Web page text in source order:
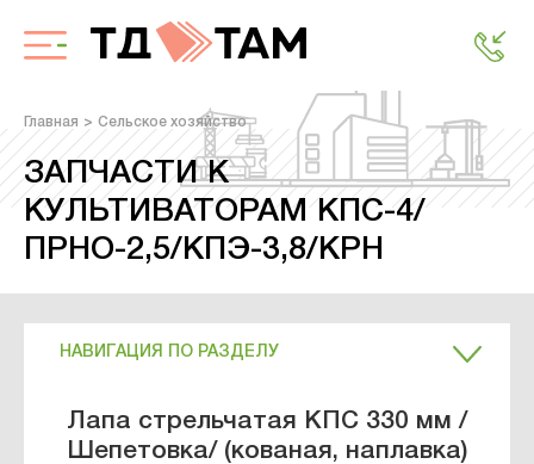
Главная Сельское хозяйство
ЗАПЧАСТИ К
КУЛЬТИВАТОРАМ КПС-4/
ПРНО-2,5/КПЭ-3,8/КРН
НАВИГАЦИЯ ПО РАЗДЕЛУ
Лапа стрельчатая КПС 330 мм /
Шепетовка/ (кованая, наплавка)